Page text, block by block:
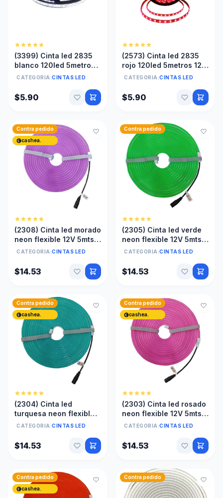
(3399) Cinta led 2835
blanco 120led 5metros
12v silicón anti agua sin
CATEGORIA:CINTAS LED
$5.90
(2573) Cinta led 2835
rojo 120led 5metros 12v
silicon anti agua sin
CATEGORIA:CINTAS LED
$5.90
Contra pedido
cashea.
(2308) Cinta led morado
neon flexible 12V 5mts
anti agua Sin
CATEGORIA:CINTAS LED
$14.53
Contra pedido
(2305) Cinta led verde
neon flexible 12V 5mts
anti agua 6X12mm Sin
CATEGORIA:CINTAS LED
$14.53
Contra pedido
cashea.
(2304) Cinta led
turquesa neon flexible
12V 5mts anti agua Sin
CATEGORIA:CINTAS LED
$14.53
Contra pedido
cashea.
(2303) Cinta led rosado
neon flexible 12V 5mts
anti agua 6X12mm Sin
CATEGORIA:CINTAS LED
$14.53
Contra pedido
cashea.
Contra pedido